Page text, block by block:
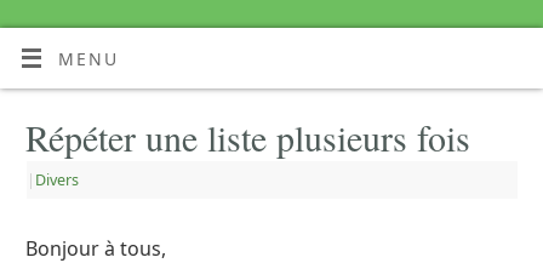
MENU
Répéter une liste plusieurs fois
| Divers
Bonjour à tous,